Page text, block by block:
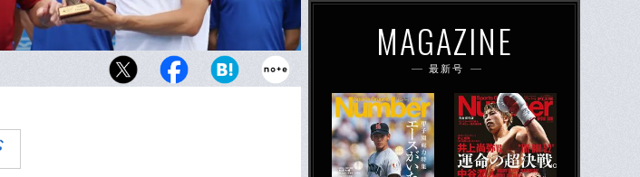
8カ月ぶりの戦列復帰、下部ツアー大会優勝で「復活」
MAGAZINE
最新号